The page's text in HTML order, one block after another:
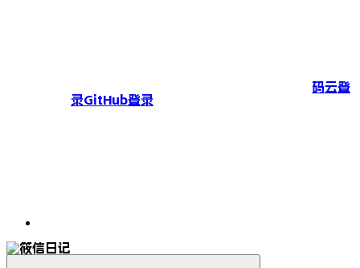
码云登
录GitHub登录